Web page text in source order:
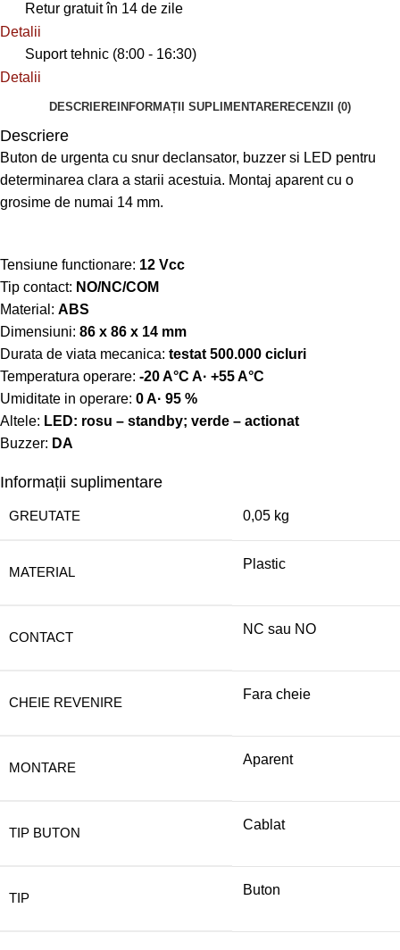
Retur gratuit în 14 de zile
Detalii
Suport tehnic (8:00 - 16:30)
Detalii
DESCRIERE INFORMAȚII SUPLIMENTARERECENZII (0)
Descriere
Buton de urgenta cu snur declansator, buzzer si LED pentru
determinarea clara a starii acestuia. Montaj aparent cu o
grosime de numai 14 mm.
Tensiune functionare: 12 Vcc
Tip contact: NO/NC/COM
Material: ABS
Dimensiuni: 86 x 86 x 14 mm
Durata de viata mecanica: testat 500.000 cicluri
Temperatura operare: -20 A°C A· +55 A°C
Umiditate in operare: 0 A· 95 %
Altele: LED: rosu – standby; verde – actionat
Buzzer: DA
Informații suplimentare
GREUTATE 0,05 kg
MATERIAL
Plastic
CONTACT
NC sau NO
CHEIE REVENIRE
Fara cheie
MONTARE
Aparent
TIP BUTON
Cablat
TIP
Buton